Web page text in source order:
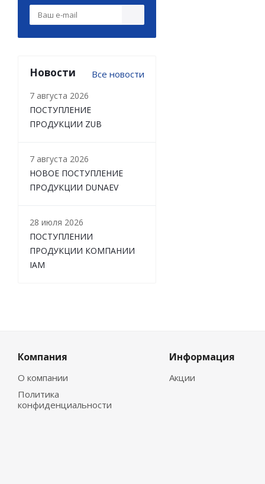
Новости Все новости
7 августа 2026
ПОСТУПЛЕНИЕ
ПРОДУКЦИИ ZUB
7 августа 2026
НОВОЕ ПОСТУПЛЕНИЕ
ПРОДУКЦИИ DUNAEV
28 июля 2026
ПОСТУПЛЕНИИ
ПРОДУКЦИИ КОМПАНИИ
IAM
Компания
О компании
Политика
конфиденциальности
Информация
Акции